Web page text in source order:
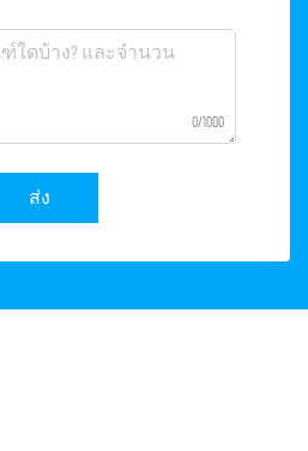
0/1000
ส่ง